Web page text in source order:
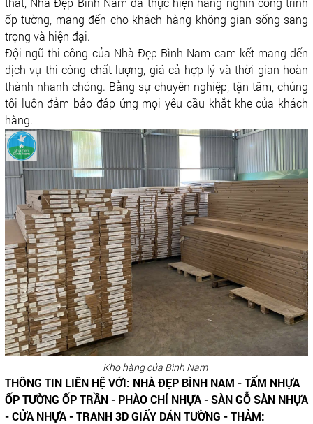
ốp tường, mang đến cho khách hàng không gian sống sang
trọng và hiện đại.
Đội ngũ thi công của Nhà Đẹp Bình Nam cam kết mang đến
dịch vụ thi công chất lượng, giá cả hợp lý và thời gian hoàn
thành nhanh chóng. Bằng sự chuyên nghiệp, tận tâm, chúng
tôi luôn đảm bảo đáp ứng mọi yêu cầu khắt khe của khách
hàng.
Kho hàng của Bình Nam
THÔNG TIN LIÊN HỆ VỚI: NHÀ ĐẸP BÌNH NAM - TẤM NHỰA
ỐP TƯỜNG ỐP TRẦN - PHÀO CHỈ NHỰA - SÀN GỖ SÀN NHỰA
- CỬA NHỰA - TRANH 3D GIẤY DÁN TƯỜNG - THẢM: